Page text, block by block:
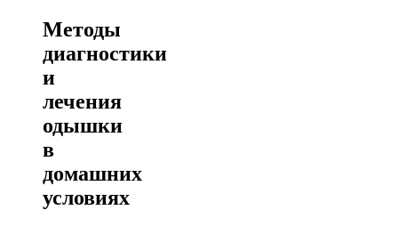
Методы
диагностики
и
лечения
одышки
в
домашних
условиях